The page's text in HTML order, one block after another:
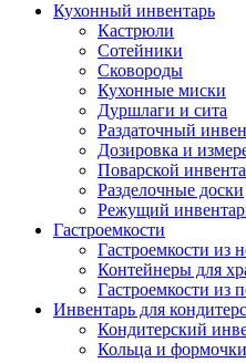
Кухонный инвентарь
Кастрюли
Сотейники
Сковороды
Кухонные миски
Дуршлаги и сита
Раздаточный
Дозировка и
Поварской
Разделочные доски
Режущий
Гастроемкости
Гастроемкости из
Контейнеры для
Гастроемкости из
Инвентарь для
Кондитерский
Кольца и